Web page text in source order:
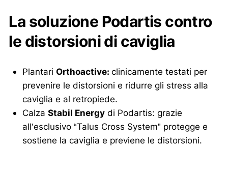
La soluzione Podartis contro
le distorsioni di caviglia
Plantari Orthoactive: clinicamente testati per
prevenire le distorsioni e ridurre gli stress alla
caviglia e al retropiede.
Calza Stabil Energydi Podartis: grazie
all’esclusivo “Talus Cross System” protegge e
sostiene la caviglia e previene le distorsioni.